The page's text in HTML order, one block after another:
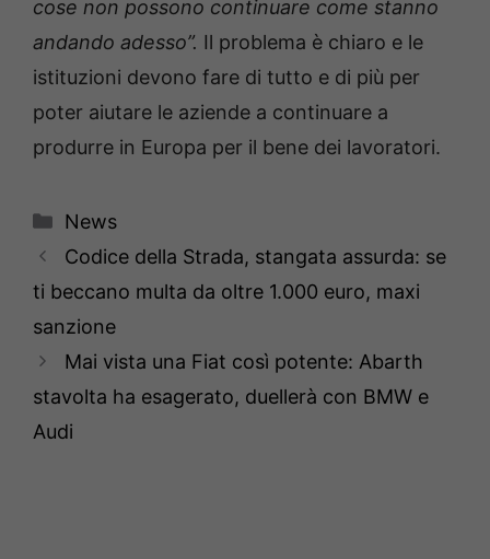
cose non possono continuare come stanno
andando adesso”. Il problema è chiaro e le
istituzioni devono fare di tutto e di più per
poter aiutare le aziende a continuare a
produrre in Europa per il bene dei lavoratori.
Categorie
News
Codice della Strada, stangata assurda: se
ti beccano multa da oltre 1.000 euro, maxi
sanzione
Mai vista una Fiat così potente: Abarth
stavolta ha esagerato, duellerà con BMW e
Audi